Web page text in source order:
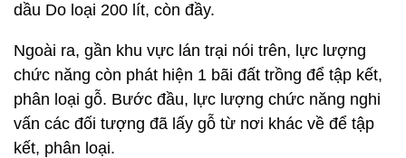
dầu Do loại 200 lít, còn đầy.
Ngoài ra, gần khu vực lán trại nói trên, lực lượng
chức năng còn phát hiện 1 bãi đất trồng để tập kết,
phân loại gỗ. Bước đầu, lực lượng chức năng nghi
vấn các đối tượng đã lấy gỗ từ nơi khác về để tập
kết, phân loại.